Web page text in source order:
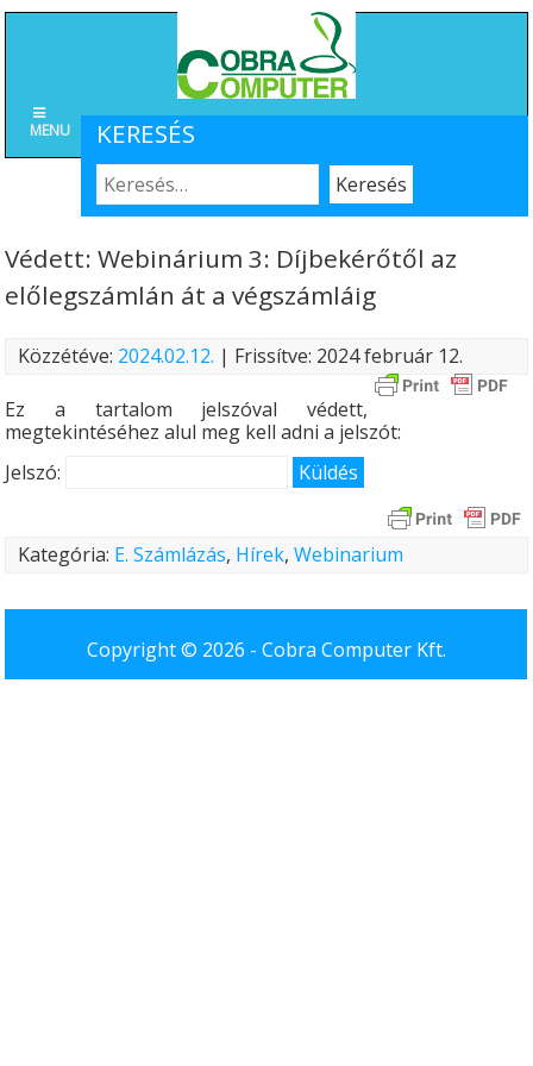
KERESÉS
MENU
Védett: Webinárium 3: Díjbekérőtől az
előlegszámlán át a végszámláig
Közzétéve: 2024.02.12. | Frissítve: 2024 február 12.
Ez a tartalom jelszóval védett,
megtekintéséhez alul meg kell adni a jelszót:
Jelszó:
Kategória: E. Számlázás, Hírek,Webinarium
Copyright © 2026 - Cobra Computer Kft.